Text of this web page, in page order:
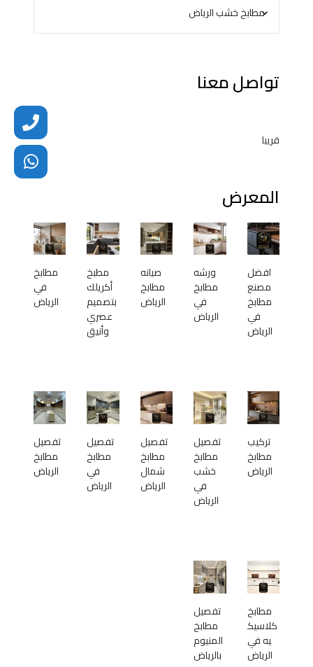
تواصل معنا
قريبا
المعرض
افضل
مصنع
مطابخ
في
الرياض
ورشه
مطابخ
في
الرياض
صيانه
مطابخ
الرياض
مطبخ
أكريلك
بتصميم
عصري
وأنيق
مطابخ
في
الرياض
تركيب
مطابخ
الرياض
تفصيل
مطابخ
خشب
في
الرياض
تفصيل
مطابخ
شمال
الرياض
تفصيل
مطابخ
في
الرياض
تفصيل
مطابخ
الرياض
مطابخ
كلاسيك
يه في
الرياض
تفصيل
مطابخ
المنيوم
بالرياض